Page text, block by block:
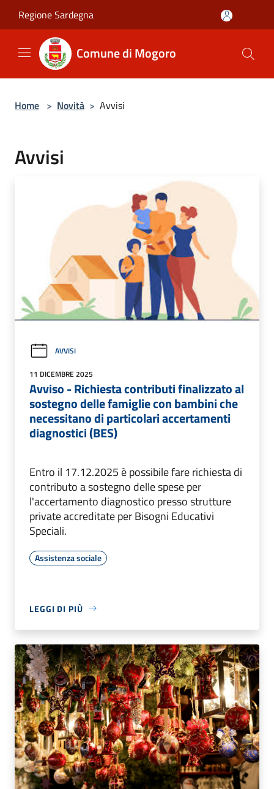
Regione Sardegna
Comune di Mogoro
Home > Novità > Avvisi
Avvisi
AVVISI
11 DICEMBRE 2025
Avviso - Richiesta contributi finalizzato al
sostegno delle famiglie con bambini che
necessitano di particolari accertamenti
diagnostici (BES)
Entro il 17.12.2025 è possibile fare richiesta di
contributo a sostegno delle spese per
l'accertamento diagnostico presso strutture
private accreditate per Bisogni Educativi
Speciali.
Assistenza sociale
LEGGI DI PIÙ